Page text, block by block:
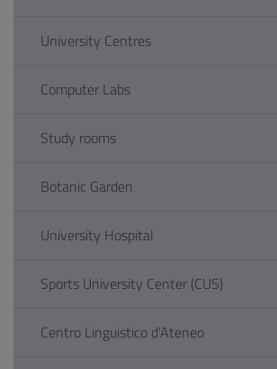
University Centres
Computer Labs
Study rooms
Botanic Garden
University Hospital
Sports University Center (CUS)
Centro Linguistico d'Ateneo